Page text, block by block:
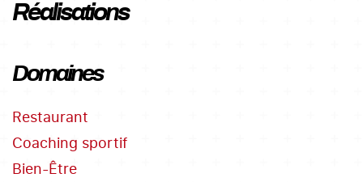
Réalisations
Domaines
Restaurant
Coaching sportif
Bien-Être